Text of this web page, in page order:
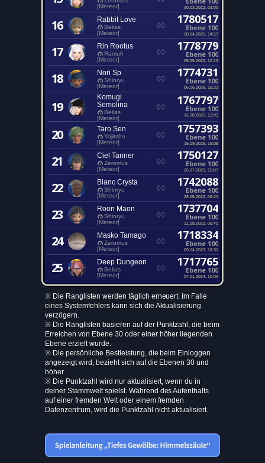
[Meteor]
30.03.2022, 03:00
16 Rabbit Love
Belias
[Meteor]
1780517
Ebene 100
10.04.2025, 14:17
17 Rin Rootus
Ramuh
[Meteor]
1778779
Ebene 100
05.05.2022, 12:13
18 Nori Sp
Shinryu
[Meteor]
1774731
Ebene 100
06.06.2026, 15:33
19
Komugi
Semolina
Belias
[Meteor]
1767797
Ebene 100
15.08.2025, 12:03
20 Taro Sen
Yojimbo
[Meteor]
1757393
Ebene 100
15.09.2025, 19:08
21 Ciel Tanner
Zeromus
[Meteor]
1750127
Ebene 100
26.07.2023, 15:07
22 Blanc Crysta
Shinryu
[Meteor]
1742088
Ebene 100
28.05.2022, 09:21
23 Roon Maon
Shinryu
[Meteor]
1737704
Ebene 100
11.08.2023, 05:40
24 Masko Tamago
Zeromus
[Meteor]
1718334
Ebene 100
09.04.2023, 18:31
25 Deep Dungeon
Belias
[Meteor]
1717765
Ebene 100
07.01.2024, 10:03
※ Die Ranglisten werden täglich erneuert. Im Falle
eines Systemfehlers kann sich die Aktualisierung
verzögern.
※ Die Ranglisten basieren auf der Punktzahl, die beim
Erreichen von Ebene 30 oder einer höher liegenden
Ebene erzielt wurde.
※ Die persönliche Bestleistung, die beim Einloggen
angezeigt wird, bezieht sich auf die Ebenen 30 und
höher.
※ Die Punktzahl wird nur aktualisiert, wenn du in
deiner Stammwelt spielst. Während des Aufenthalts
auf einer fremden Welt oder einem fremden
Datenzentrum, wird die Punktzahl nicht aktualisiert.